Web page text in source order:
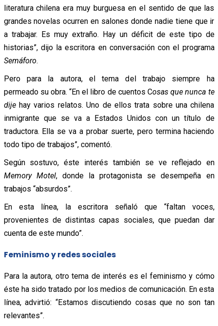
literatura chilena era muy burguesa en el sentido de que las
grandes novelas ocurren en salones donde nadie tiene que ir
a trabajar. Es muy extraño. Hay un déficit de este tipo de
historias”, dijo la escritora en conversación con el programa
Semáforo.
Pero para la autora, el tema del trabajo siempre ha
permeado su obra. “En el libro de cuentos Cosas que nunca te
dijehay varios relatos. Uno de ellos trata sobre una chilena
inmigrante que se va a Estados Unidos con un título de
traductora. Ella se va a probar suerte, pero termina haciendo
todo tipo de trabajos”, comentó.
Según sostuvo, éste interés también se ve reflejado en
Memory Motel, donde la protagonista se desempeña en
trabajos “absurdos”.
En esta línea, la escritora señaló que “faltan voces,
provenientes de distintas capas sociales, que puedan dar
cuenta de este mundo”.
Feminismo y redes sociales
Para la autora, otro tema de interés es el feminismo y cómo
éste ha sido tratado por los medios de comunicación. En esta
línea, advirtió: “Estamos discutiendo cosas que no son tan
relevantes”.